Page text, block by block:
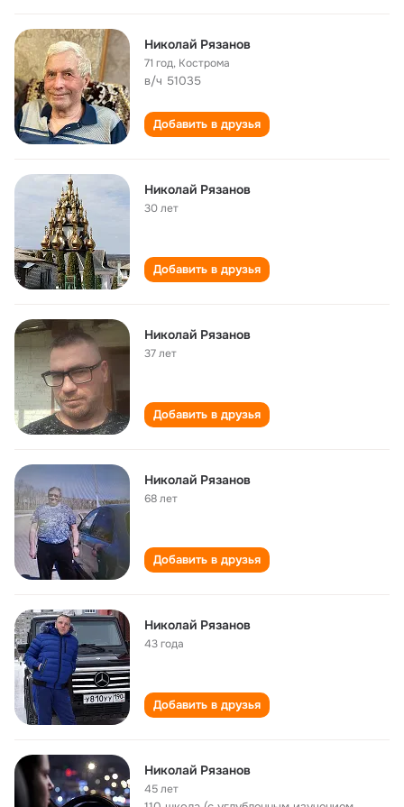
Николай Рязанов
71 год, Кострома
в/ч 51035
Добавить в друзья
Николай Рязанов
30 лет
Добавить в друзья
Николай Рязанов
37 лет
Добавить в друзья
Николай Рязанов
68 лет
Добавить в друзья
Николай Рязанов
43 года
Добавить в друзья
Николай Рязанов
45 лет